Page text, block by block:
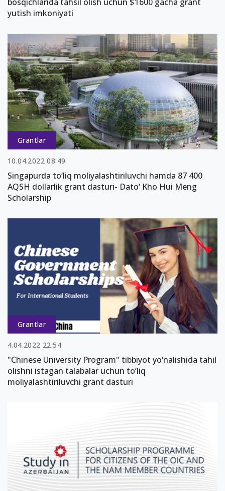
yutish imkoniyati
Grantlar
10.04.2022 08:49
Singapurda to‘liq moliyalashtiriluvchi hamda 87 400
AQSH dollarlik grant dasturi- Dato‘ Kho Hui Meng
Scholarship
Grantlar
4.04.2022 22:54
"Chinese University Program" tibbiyot yo‘nalishida tahil
olishni istagan talabalar uchun to‘liq
moliyalashtiriluvchi grant dasturi